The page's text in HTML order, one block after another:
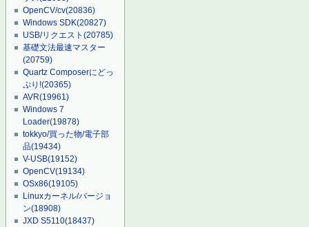
OpenCV/cv(20836)
Windows SDK(20827)
USB/リクエスト(20785)
基礎文法最速マスター
(20759)
Quartz Composerにどっ
ぷり!(20365)
AVR(19961)
Windows 7
Loader(19878)
tokkyo/買った物/電子部
品(19434)
V-USB(19152)
OpenCV(19134)
OSx86(19105)
Linuxカーネル/バージョ
ン(18908)
JXD S5110(18437)